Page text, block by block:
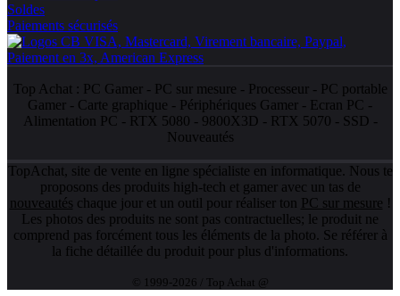
Soldes
Paiements sécurisés
Top Achat : PC Gamer- PC sur mesure - Processeur- PC portable
Gamer - Carte graphique - Périphériques Gamer - Ecran PC -
Alimentation PC - RTX 5080 - 9800X3D - RTX 5070 - SSD -
Nouveautés
TopAchat, site de vente en ligne spécialiste en informatique. Nous te
proposons des produits high-tech et gamer avec un tas de
nouveautés chaque jour et un outil pour réaliser ton PC sur mesure !
Les photos des produits ne sont pas contractuelles; le produit ne
comprend pas forcément tous les éléments de la photo. Se référer à
la fiche détaillée du produit pour plus d'informations.
© 1999-2026 / Top Achat @